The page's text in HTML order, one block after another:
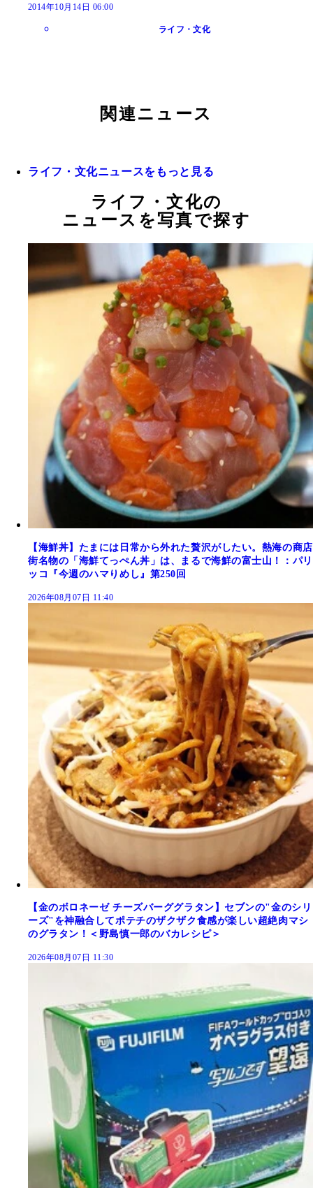
2014年10月14日 06:00
ライフ・文化
関連ニュース
ライフ・文化ニュースをもっと見る
ライフ・文化の
ニュースを写真で探す
【海鮮丼】たまには日常から外れた贅沢がしたい。熱海の商店
街名物の「海鮮てっぺん丼」は、まるで海鮮の富士山！：パリ
ッコ『今週のハマりめし』第250回
2026年08月07日 11:40
【金のボロネーゼ チーズバーググラタン】セブンの"金のシリ
ーズ"を神融合してポテチのザクザク食感が楽しい超絶肉マシ
のグラタン！＜野島慎一郎のバカレシピ＞
2026年08月07日 11:30